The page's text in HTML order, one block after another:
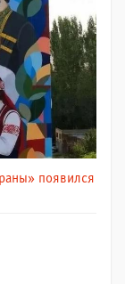
появился